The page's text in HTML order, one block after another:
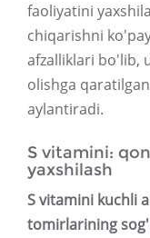
faoliyatini
chiqarishni
afzalliklari bo'lib,
olishga
aylantiradi.
S vitamini:
yaxshilash
S vitamini kuchli
tomirlarining